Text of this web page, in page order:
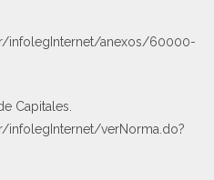
infolegInternet/anexos/60000-
Capitales.
infolegInternet/verNorma.do?